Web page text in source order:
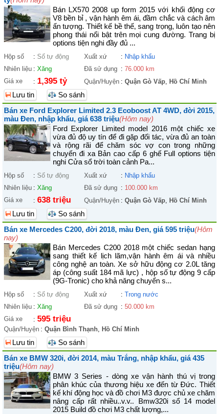
Bán LX570 2008 up form 2015 với khối động cơ
V8 bền bỉ , vận hành êm ái, đầm chắc và cách âm
ấn tượng. Thiết kế bề thế, sang trọng, luôn tạo nên
phong thái nổi bật trên mọi cung đường. Trang bị
options tiện nghi đầy đủ ...
Hộp số : Số tự động Xuất xứ : Nhập khẩu
Nhiên liệu : Xăng Đã sử dụng : 76.000 km
Giá xe
: 1,395 tỷ Quận/Huyện : Quận Gò Vấp, Hồ Chí Minh
Lưu tin
So sánh
Bán xe Ford Explorer Limited 2.3 Ecoboost AT 4WD, đời 2015,
màu Đen, nhập khẩu, giá 638 triệu(Hôm nay)
Ford Explorer Limited model 2016 một chiếc xe
vừa đủ độ uy tín để đi gặp đối tác, vừa đủ an toàn
và rộng rãi để chăm sóc vợ con trong những
chuyến đi xa Bản cao cấp 6 ghế Full options tiện
nghi Cửa sổ trời toàn cảnh Pa...
Hộp số : Số tự động Xuất xứ : Nhập khẩu
Nhiên liệu : Xăng Đã sử dụng : 100.000 km
Giá xe
: 638 triệu Quận/Huyện : Quận Gò Vấp, Hồ Chí Minh
Lưu tin
So sánh
Bán xe Mercedes C200, đời 2018, màu Đen, giá 595 triệu(Hôm
nay)
Bán Mercedes C200 2018 một chiếc sedan hạng
sang thiết kế lịch lãm,vận hành êm ái và nhiều
công nghệ an toàn. Xe sở hữu động cơ 2.0L tăng
áp (công suất 184 mã lực) , hộp số tự động 9 cấp
(9G-Tronic) cho khả năng chuyển s...
Hộp số : Số tự động Xuất xứ : Trong nước
Nhiên liệu : Xăng Đã sử dụng : 50.000 km
Giá xe
: 595 triệu
Quận/Huyện : Quận Bình Thạnh, Hồ Chí Minh
Lưu tin
So sánh
Bán xe BMW 320i, đời 2014, màu Trắng, nhập khẩu, giá 435
triệu(Hôm nay)
BMW 3 Series - dòng xe vận hành thú vị trong
phân khúc của thương hiệu xe đến từ Đức. Thiết
kế khí động học và đồ chơi M3 được chủ xe chăm
nâng cấp rất nhiều..v.v.. Bmw320i sổ 14 model
2015 Build đồ chơi M3 chất lượng,...